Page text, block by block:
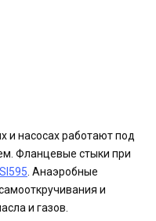
и насосах работают под
Фланцевые стыки при
. Анаэробные
и
и газов.